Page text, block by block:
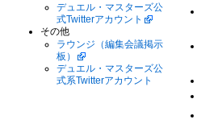
デュエル・マスターズ公
式Twitterアカウント
その他
ラウンジ（編集会議掲示
板）
デュエル・マスターズ公
式系Twitterアカウント